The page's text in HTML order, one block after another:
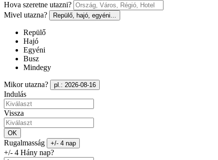
Hova szeretne utazni?
Mivel utazna?
Repülő, hajó, egyéni...
Repülő
Hajó
Egyéni
Busz
Mindegy
Mikor utazna? pl.: 2026-08-16
Indulás
Vissza
OK
Rugalmasság +/- 4 nap
+/- 4 Hány nap?